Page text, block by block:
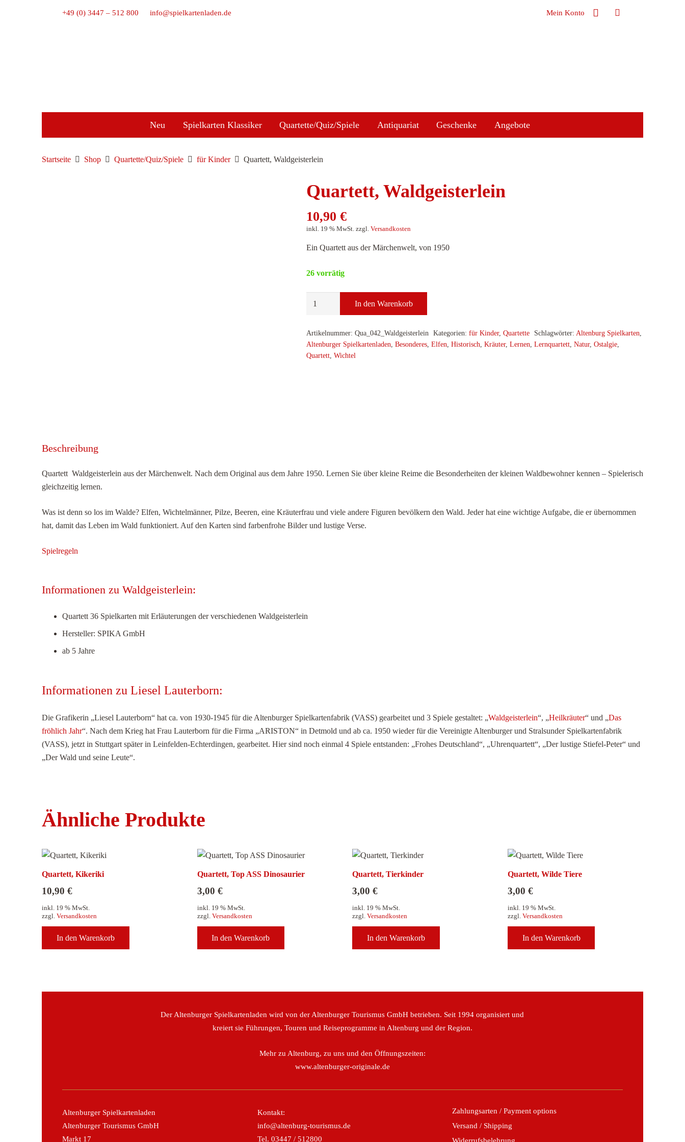
+49 (0) 3447 – 512 800 info@spielkartenladen.de Mein Konto
Neu Spielkarten Klassiker Quartette/Quiz/Spiele Antiquariat Geschenke Angebote
Startseite Shop Quartette/Quiz/Spiele für Kinder Quartett, Waldgeisterlein
Quartett, Waldgeisterlein
10,90€
inkl. 19 % MwSt. zzgl.Versandkosten
Ein Quartett aus der Märchenwelt, von 1950
26 vorrätig
In den Warenkorb
Artikelnummer:Qua_042_Waldgeisterlein Kategorien: für Kinder, Quartette Schlagwörter: Altenburg Spielkarten
Altenburger Spielkartenladen ,Besonderes ,Elfen ,Historisch ,Kräuter,Lernen ,Lernquartett ,Natur,Ostalgie
Quartett ,Wichtel
Beschreibung
Quartett Waldgeisterlein aus der Märchenwelt. Nach dem Original aus dem Jahre 1950. Lernen Sie über kleine Reime die Besonderheiten der kleinen Waldbewohner kennen – Spielerisch
gleichzeitig lernen.
Was ist denn so los im Walde? Elfen, Wichtelmänner, Pilze, Beeren, eine Kräuterfrau und viele andere Figuren bevölkern den Wald. Jeder hat eine wichtige Aufgabe, die er übernommen
hat, damit das Leben im Wald funktioniert. Auf den Karten sind farbenfrohe Bilder und lustige Verse.
Spielregeln
Informationen zu Waldgeisterlein:
Quartett 36 Spielkarten mit Erläuterungen der verschiedenen Waldgeisterlein
Hersteller: SPIKA GmbH
ab 5 Jahre
Informationen zu Liesel Lauterborn:
Die Grafikerin „Liesel Lauterborn“ hat ca. von 1930-1945 für die Altenburger Spielkartenfabrik (VASS) gearbeitet und 3 Spiele gestaltet: „Waldgeisterlein“, „Heilkräuter“ und „Das
fröhlich Jahr“. Nach dem Krieg hat Frau Lauterborn für die Firma „ARISTON“ in Detmold und ab ca. 1950 wieder für die Vereinigte Altenburger und Stralsunder Spielkartenfabrik
(VASS), jetzt in Stuttgart später in Leinfelden-Echterdingen, gearbeitet. Hier sind noch einmal 4 Spiele entstanden: „Frohes Deutschland“, „Uhrenquartett“, „Der lustige Stiefel-Peter“ und
„Der Wald und seine Leute“.
Ähnliche Produkte
Quartett, Kikeriki
10,90 €
inkl. 19 % MwSt.
zzgl. Versandkosten
In den Warenkorb
Quartett, Top ASS Dinosaurier
3,00 €
inkl. 19 % MwSt.
zzgl. Versandkosten
In den Warenkorb
Quartett, Tierkinder
3,00€
inkl. 19 % MwSt.
zzgl.Versandkosten
In den Warenkorb
Quartett, Wilde Tiere
3,00 €
inkl. 19 % MwSt.
zzgl. Versandkosten
In den Warenkorb
Der Altenburger Spielkartenladen wird von der Altenburger Tourismus GmbH betrieben. Seit 1994 organisiert und
kreiert sie Führungen, Touren und Reiseprogramme in Altenburg und der Region.
Mehr zu Altenburg, zu uns und den Öffnungszeiten:
www.altenburger-originale.de
Altenburger Spielkartenladen
Altenburger Tourismus GmbH
Markt 17
Kontakt:
info@altenburg-tourismus.de
Tel. 03447 / 512800
Zahlungsarten / Payment options
Versand / Shipping